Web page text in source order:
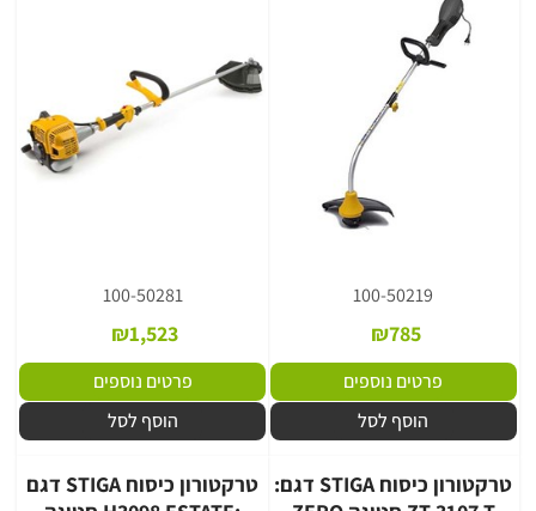
100-50219
₪785
פרטים נוספים
הוסף לסל
100-50281
₪1,523
פרטים נוספים
הוסף לסל
טרקטורון כיסוח STIGA דגם:
טרקטורון כיסוח STIGA דגם